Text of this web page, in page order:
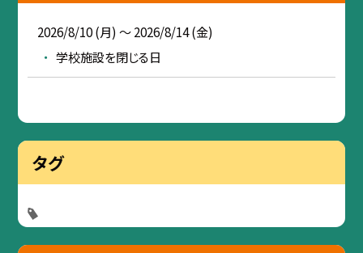
2026/8/10 (月) ～ 2026/8/14 (金)
学校施設を閉じる日
タグ